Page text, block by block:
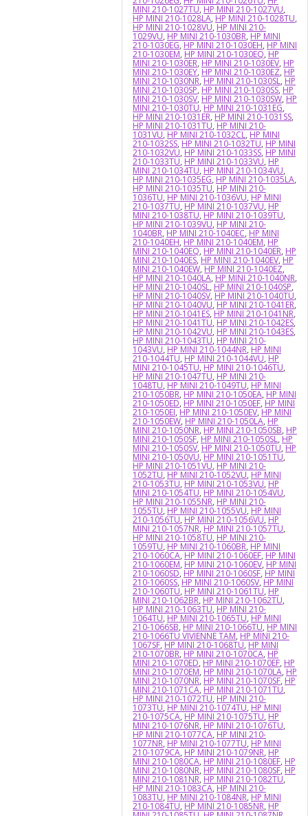
MINI 210-1027TU, HP MINI 210-1027VU,
HP MINI 210-1028LA, HP MINI 210-1028TU,
HP MINI 210-1028VU, HP MINI 210-
1029VU, HP MINI 210-1030BR, HP MINI
210-1030EG, HP MINI 210-1030EH, HP MINI
210-1030EM, HP MINI 210-1030EQ, HP
MINI 210-1030ER, HP MINI 210-1030EV, HP
MINI 210-1030EY, HP MINI 210-1030EZ, HP
MINI 210-1030NR, HP MINI 210-1030SL, HP
MINI 210-1030SP, HP MINI 210-1030SS, HP
MINI 210-1030SV, HP MINI 210-1030SW, HP
MINI 210-1030TU, HP MINI 210-1031EG,
HP MINI 210-1031ER, HP MINI 210-1031SS,
HP MINI 210-1031TU, HP MINI 210-
1031VU, HP MINI 210-1032CL, HP MINI
210-1032SS, HP MINI 210-1032TU, HP MINI
210-1032VU, HP MINI 210-1033SS, HP MINI
210-1033TU, HP MINI 210-1033VU, HP
MINI 210-1034TU, HP MINI 210-1034VU,
HP MINI 210-1035EG, HP MINI 210-1035LA,
HP MINI 210-1035TU, HP MINI 210-
1036TU, HP MINI 210-1036VU, HP MINI
210-1037TU, HP MINI 210-1037VU, HP
MINI 210-1038TU, HP MINI 210-1039TU,
HP MINI 210-1039VU, HP MINI 210-
1040BR, HP MINI 210-1040EC, HP MINI
210-1040EH, HP MINI 210-1040EM, HP
MINI 210-1040EQ, HP MINI 210-1040ER, HP
MINI 210-1040ES, HP MINI 210-1040EV, HP
MINI 210-1040EW, HP MINI 210-1040EZ,
HP MINI 210-1040LA, HP MINI 210-1040NR,
HP MINI 210-1040SL, HP MINI 210-1040SP,
HP MINI 210-1040SV, HP MINI 210-1040TU,
HP MINI 210-1040VU, HP MINI 210-1041ER,
HP MINI 210-1041ES, HP MINI 210-1041NR,
HP MINI 210-1041TU, HP MINI 210-1042ES,
HP MINI 210-1042VU, HP MINI 210-1043ES,
HP MINI 210-1043TU, HP MINI 210-
1043VU, HP MINI 210-1044NR, HP MINI
210-1044TU, HP MINI 210-1044VU, HP
MINI 210-1045TU, HP MINI 210-1046TU,
HP MINI 210-1047TU, HP MINI 210-
1048TU, HP MINI 210-1049TU, HP MINI
210-1050BR, HP MINI 210-1050EA, HP MINI
210-1050ED, HP MINI 210-1050EF, HP MINI
210-1050EI, HP MINI 210-1050EV, HP MINI
210-1050EW, HP MINI 210-1050LA, HP
MINI 210-1050NR, HP MINI 210-1050SB, HP
MINI 210-1050SF, HP MINI 210-1050SL, HP
MINI 210-1050SV, HP MINI 210-1050TU, HP
MINI 210-1050VU, HP MINI 210-1051TU,
HP MINI 210-1051VU, HP MINI 210-
1052TU, HP MINI 210-1052VU, HP MINI
210-1053TU, HP MINI 210-1053VU, HP
MINI 210-1054TU, HP MINI 210-1054VU,
HP MINI 210-1055NR, HP MINI 210-
1055TU, HP MINI 210-1055VU, HP MINI
210-1056TU, HP MINI 210-1056VU, HP
MINI 210-1057NR, HP MINI 210-1057TU,
HP MINI 210-1058TU, HP MINI 210-
1059TU, HP MINI 210-1060BR, HP MINI
210-1060CA, HP MINI 210-1060EF, HP MINI
210-1060EM, HP MINI 210-1060EV, HP MINI
210-1060SD, HP MINI 210-1060SF, HP MINI
210-1060SS, HP MINI 210-1060SV, HP MINI
210-1060TU, HP MINI 210-1061TU, HP
MINI 210-1062BR, HP MINI 210-1062TU,
HP MINI 210-1063TU, HP MINI 210-
1064TU, HP MINI 210-1065TU, HP MINI
210-1066SB, HP MINI 210-1066TU, HP MINI
210-1066TU VIVIENNE TAM, HP MINI 210-
1067SF, HP MINI 210-1068TU, HP MINI
210-1070BR, HP MINI 210-1070CA, HP
MINI 210-1070ED, HP MINI 210-1070EF, HP
MINI 210-1070EM, HP MINI 210-1070LA, HP
MINI 210-1070NR, HP MINI 210-1070SF, HP
MINI 210-1071CA, HP MINI 210-1071TU,
HP MINI 210-1072TU, HP MINI 210-
1073TU, HP MINI 210-1074TU, HP MINI
210-1075CA, HP MINI 210-1075TU, HP
MINI 210-1076NR, HP MINI 210-1076TU,
HP MINI 210-1077CA, HP MINI 210-
1077NR, HP MINI 210-1077TU, HP MINI
210-1079CA, HP MINI 210-1079NR, HP
MINI 210-1080CA, HP MINI 210-1080EF, HP
MINI 210-1080NR, HP MINI 210-1080SF, HP
MINI 210-1081NR, HP MINI 210-1082TU,
HP MINI 210-1083CA, HP MINI 210-
1083TU, HP MINI 210-1084NR, HP MINI
210-1084TU, HP MINI 210-1085NR, HP